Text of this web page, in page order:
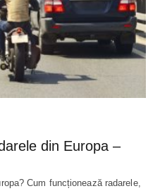
din Europa –
Cum funcționează radarele,